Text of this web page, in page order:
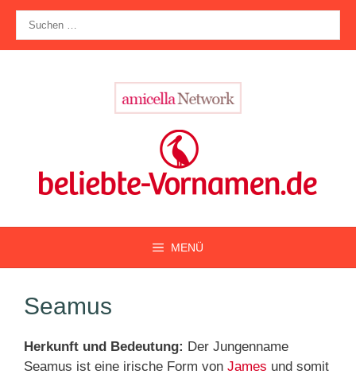
Zum
Inhalt
springen
nach:
MENÜ
Seamus
Herkunft und Bedeutung: Der Jungenname
Seamus ist eine irische Form von James und somit